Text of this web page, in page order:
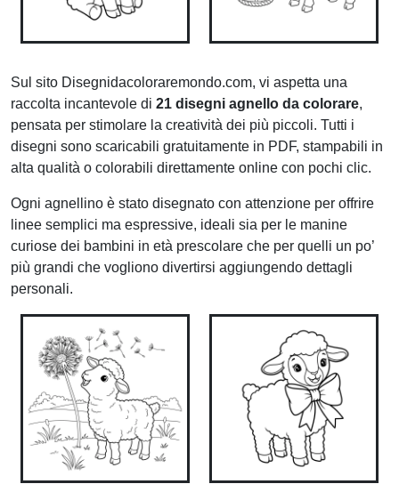
Sul sito Disegnidacoloraremondo.com, vi aspetta una
raccolta incantevole di 21 disegni agnello da colorare,
pensata per stimolare la creatività dei più piccoli. Tutti i
disegni sono scaricabili gratuitamente in PDF, stampabili in
alta qualità o colorabili direttamente online con pochi clic.
Ogni agnellino è stato disegnato con attenzione per offrire
linee semplici ma espressive, ideali sia per le manine
curiose dei bambini in età prescolare che per quelli un po’
più grandi che vogliono divertirsi aggiungendo dettagli
personali.